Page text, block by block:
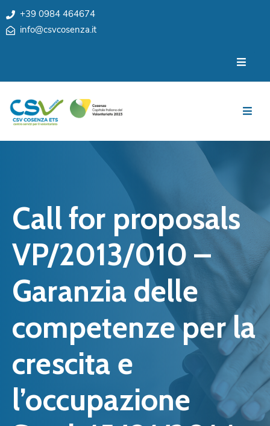
+39 0984 464674
info@csvcosenza.it
Sedi
Team
Cosenza
associazioni
Per
cittadini
Contatti
Orari
Call for proposals
VP/2013/010 –
Garanzia delle
competenze per la
crescita e
l’occupazione